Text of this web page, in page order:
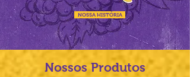
NOSSA HISTÓRIA
Nossos Produtos